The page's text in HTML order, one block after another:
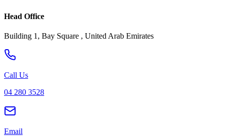
Head Office
Building 1, Bay Square , United Arab Emirates
Call Us
04 280 3528
Email